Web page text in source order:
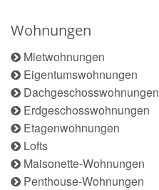
Wohnungen
Mietwohnungen
Eigentumswohnungen
Dachgeschosswohnungen
Erdgeschosswohnungen
Etagenwohnungen
Lofts
Maisonette-Wohnungen
Penthouse-Wohnungen